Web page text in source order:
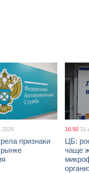
2026
признаки
16:50 31
ЦБ:
чаще